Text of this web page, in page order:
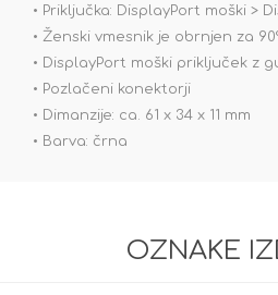
• Priključka: DisplayPort moški >
• Ženski vmesnik je obrnjen za
• DisplayPort moški priključek z
• Pozlačeni konektorji
• Dimanzije: ca. 61 x 34 x 11 mm
• Barva: črna
OZNAKE